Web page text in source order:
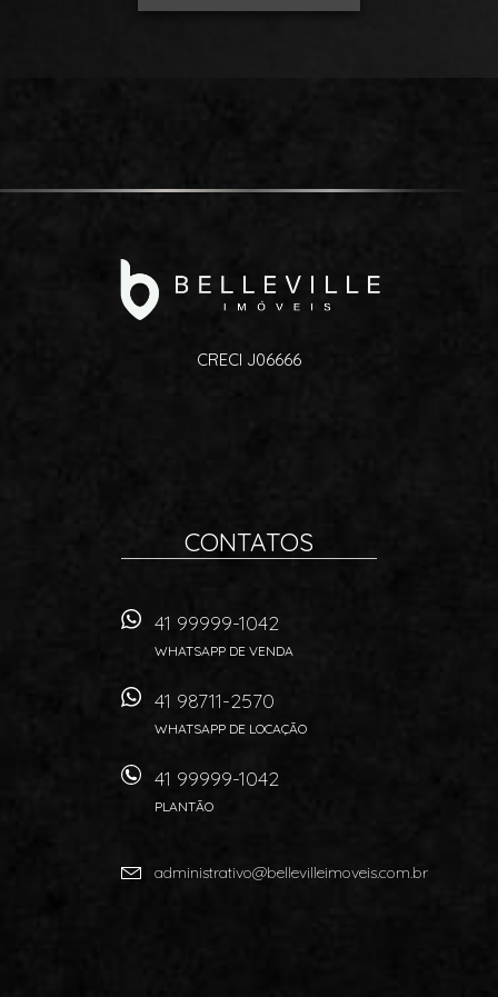
CRECI J06666
CONTATOS
41 99999-1042
WHATSAPP DE VENDA
41 98711-2570
WHATSAPP DE LOCAÇÃO
41 99999-1042
PLANTÃO
administrativo@bellevilleimoveis.com.br